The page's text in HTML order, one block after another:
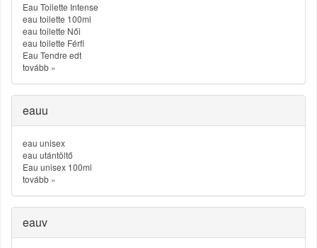
Eau Toilette Intense
eau toilette 100ml
eau toilette Női
eau toilette Férfi
Eau Tendre edt
tovább »
eauu
eau unisex
eau utántöltő
Eau unisex 100ml
tovább »
eauv